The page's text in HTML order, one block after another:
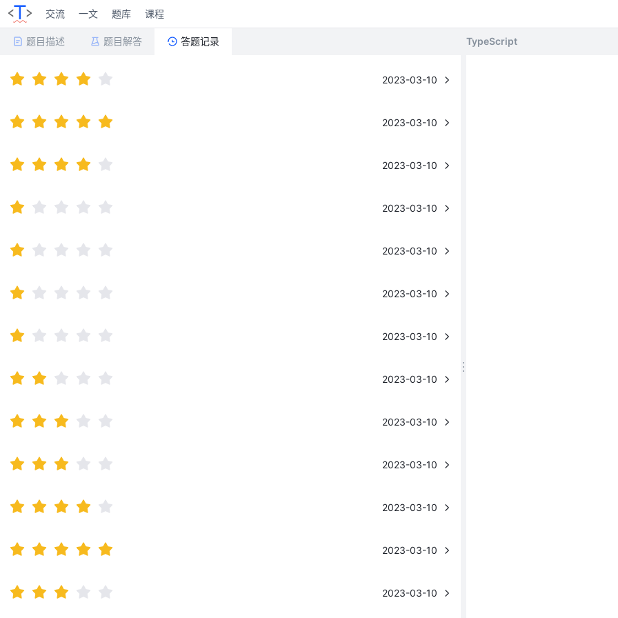
交流 一文 题库 课程
题目描述 题目解答 答题记录
2023-03-10
2023-03-10
2023-03-10
2023-03-10
2023-03-10
2023-03-10
2023-03-10
2023-03-10
2023-03-10
2023-03-10
2023-03-10
2023-03-10
2023-03-10
TypeScript